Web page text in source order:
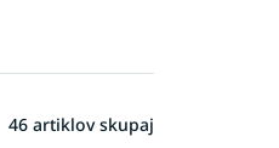
46 artiklov skupaj